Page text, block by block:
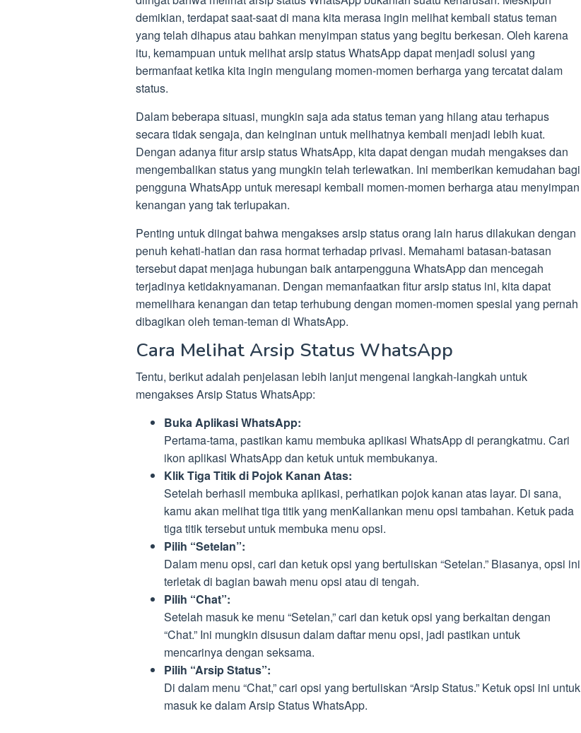
demikian, terdapat saat-saat di mana kita merasa ingin melihat kembali status teman
yang telah dihapus atau bahkan menyimpan status yang begitu berkesan. Oleh karena
itu, kemampuan untuk melihat arsip status WhatsApp dapat menjadi solusi yang
bermanfaat ketika kita ingin mengulang momen-momen berharga yang tercatat dalam
status.
Dalam beberapa situasi, mungkin saja ada status teman yang hilang atau terhapus
secara tidak sengaja, dan keinginan untuk melihatnya kembali menjadi lebih kuat.
Dengan adanya fitur arsip status WhatsApp, kita dapat dengan mudah mengakses dan
mengembalikan status yang mungkin telah terlewatkan. Ini memberikan kemudahan bagi
pengguna WhatsApp untuk meresapi kembali momen-momen berharga atau menyimpan
kenangan yang tak terlupakan.
Penting untuk diingat bahwa mengakses arsip status orang lain harus dilakukan dengan
penuh kehati-hatian dan rasa hormat terhadap privasi. Memahami batasan-batasan
tersebut dapat menjaga hubungan baik antarpengguna WhatsApp dan mencegah
terjadinya ketidaknyamanan. Dengan memanfaatkan fitur arsip status ini, kita dapat
memelihara kenangan dan tetap terhubung dengan momen-momen spesial yang pernah
dibagikan oleh teman-teman di WhatsApp.
Cara Melihat Arsip Status WhatsApp
Tentu, berikut adalah penjelasan lebih lanjut mengenai langkah-langkah untuk
mengakses Arsip Status WhatsApp:
Buka Aplikasi WhatsApp:
Pertama-tama, pastikan kamu membuka aplikasi WhatsApp di perangkatmu. Cari
ikon aplikasi WhatsApp dan ketuk untuk membukanya.
Klik Tiga Titik di Pojok Kanan Atas:
Setelah berhasil membuka aplikasi, perhatikan pojok kanan atas layar. Di sana,
kamu akan melihat tiga titik yang menKaliankan menu opsi tambahan. Ketuk pada
tiga titik tersebut untuk membuka menu opsi.
Pilih “Setelan”:
Dalam menu opsi, cari dan ketuk opsi yang bertuliskan “Setelan.” Biasanya, opsi ini
terletak di bagian bawah menu opsi atau di tengah.
Pilih “Chat”:
Setelah masuk ke menu “Setelan,” cari dan ketuk opsi yang berkaitan dengan
“Chat.” Ini mungkin disusun dalam daftar menu opsi, jadi pastikan untuk
mencarinya dengan seksama.
Pilih “Arsip Status”:
Di dalam menu “Chat,” cari opsi yang bertuliskan “Arsip Status.” Ketuk opsi ini untuk
masuk ke dalam Arsip Status WhatsApp.